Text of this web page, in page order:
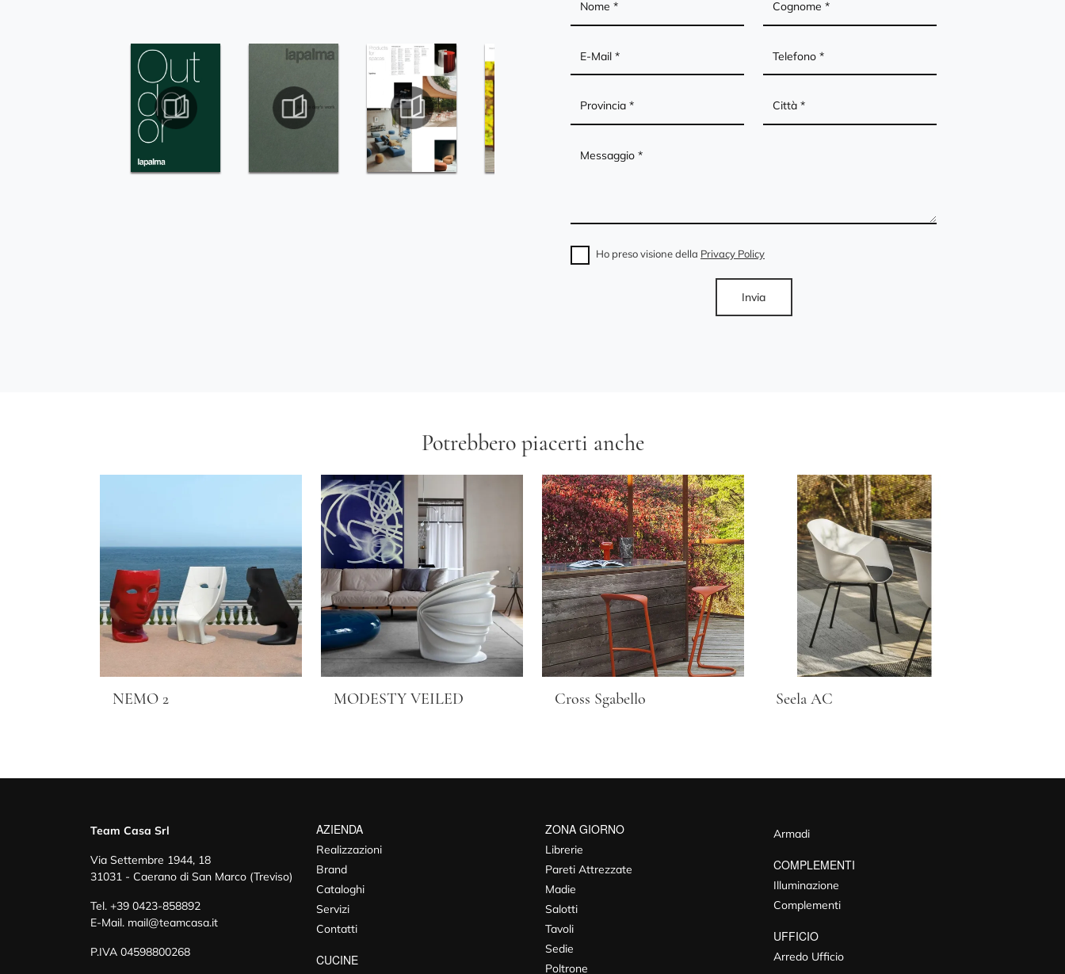
Ho preso visione della Privacy Policy
Invia
Potrebbero piacerti anche
NEMO 2 MODESTY VEILED Cross Sgabello Seela AC
Team Casa Srl
Via Settembre 1944, 18
31031 - Caerano di San Marco (Treviso)
Tel. +39 0423-858892
E-Mail. mail@teamcasa.it
P.IVA 04598800268
AZIENDA
Realizzazioni
Brand
Cataloghi
Servizi
Contatti
CUCINE
ZONA GIORNO
Librerie
Pareti Attrezzate
Madie
Salotti
Tavoli
Sedie
Poltrone
Armadi
COMPLEMENTI
Illuminazione
Complementi
UFFICIO
Arredo Ufficio